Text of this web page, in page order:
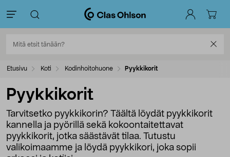
Etusivu Koti Kodinhoitohuone Pyykkikorit
Pyykkikorit
Tarvitsetko pyykkikorin? Täältä löydät pyykkikorit
kannella ja pyörillä sekä kokoontaitettavat
pyykkikorit, jotka säästävät tilaa. Tutustu
valikoimaamme ja löydä pyykkikori, joka sopii